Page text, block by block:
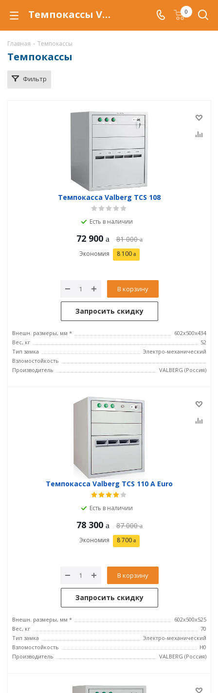
Темпокассы Valberg в Астрахани, купить темпокассы со скидкой, по низкой цене, доставка 0
Главная - Темпокассы
Темпокассы
Фильтр
Темпокасса Valberg TCS 108
Есть в наличии
72 900 81 000
Экономия 8 100
В корзину
Запросить скидку
Внешн. размеры, мм *
602x500x434
Вес, кг
52
Тип замка
Электро-механический
Взломостойкость
Производитель
VALBERG (Россия)
Темпокасса Valberg TCS 110 A Euro
Есть в наличии
78 300 87 000
Экономия 8 700
В корзину
Запросить скидку
Внешн. размеры, мм *
602x500x525
Вес, кг
70
Тип замка
Электро-механический
Взломостойкость
H0
Производитель
VALBERG (Россия)